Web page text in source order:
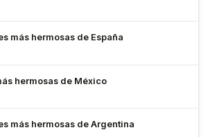
más hermosas de España
hermosas de México
más hermosas de Argentina